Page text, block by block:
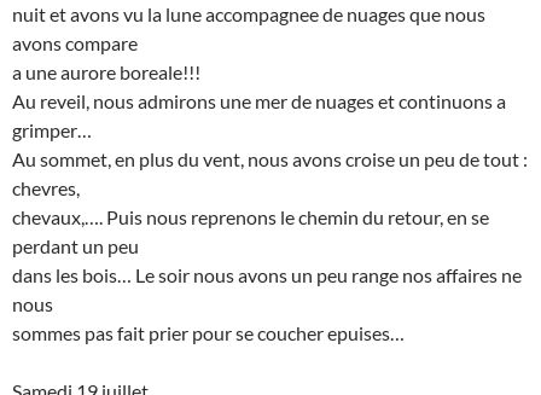
nuit et avons vu la lune accompagnee de nuages que nous
avons compare
a une aurore boreale!!!
Au reveil, nous admirons une mer de nuages et continuons a
grimper…
Au sommet, en plus du vent, nous avons croise un peu de tout :
chevres,
chevaux,…. Puis nous reprenons le chemin du retour, en se
perdant un peu
dans les bois… Le soir nous avons un peu range nos affaires ne
nous
sommes pas fait prier pour se coucher epuises…